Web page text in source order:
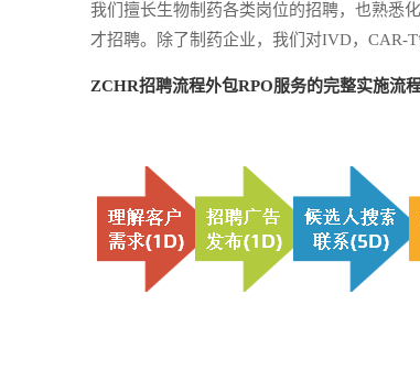
我们擅长生物制药各类岗位的招聘，也熟悉
才招聘。除了制药企业，我们对IVD，CAR-T
ZCHR招聘流程外包RPO服务的完整实施流